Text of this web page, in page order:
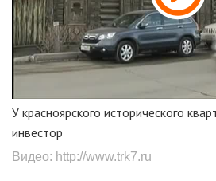
У красноярского исторического
инвестор
Видео: http://www.trk7.ru